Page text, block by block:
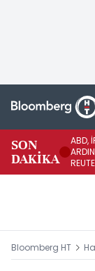
SON
DAKİKA
ABD,
Bloomberg HT